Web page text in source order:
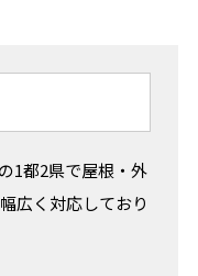
1都2県で屋根・外
広く対応しており